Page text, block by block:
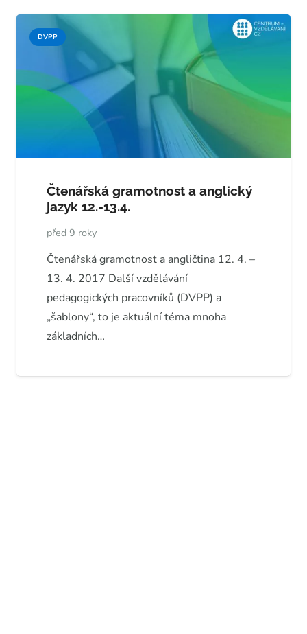
DVPP
Čtenářská gramotnost a anglický
jazyk 12.-13.4.
před 9 roky
Čtenářská gramotnost a angličtina 12. 4. –
13. 4. 2017 Další vzdělávání
pedagogických pracovníků (DVPP) a
„šablony“, to je aktuální téma mnoha
základních…